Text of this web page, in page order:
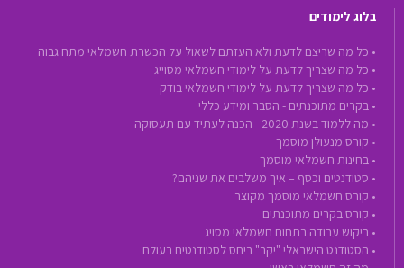
בלוג לימודים
• כל מה שריצם לדעת ולא העזתם לשאול על הכשרת חשמלאי מתח גבוה
• כל מה שצריך לדעת על לימודי חשמלאי מסוייג
• כל מה שצריך לדעת על לימודי חשמלאי בודק
• בקרים מתוכנתים - הסבר ומידע כללי
• מה ללמוד בשנת 2020 - הכנה לעתיד עם תעסוקה
• קורס מנעולן מוסמך
• בחינות חשמלאי מוסמך
• סטודנטים וכסף – איך משלבים את שניהם?
• קורס חשמלאי מוסמך מקוצר
• קורס בקרים מתוכנתים
• ביקוש עבודה בתחום חשמלאי מסויג
• הסטודנט הישראלי "יקר" ביחס לסטודנטים בעולם